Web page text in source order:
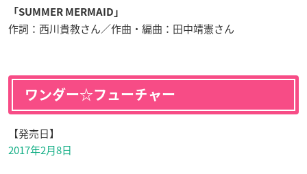
「SUMMER MERMAID」
作詞：西川貴教さん／作曲・編曲：田中靖憲さん
ワンダー☆フューチャー
【発売日】
2017年2月8日